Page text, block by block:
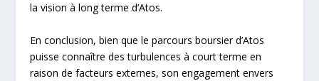
la vision à long terme d’Atos.
En conclusion, bien que le parcours boursier d’Atos
puisse connaître des turbulences à court terme en
raison de facteurs externes, son engagement envers